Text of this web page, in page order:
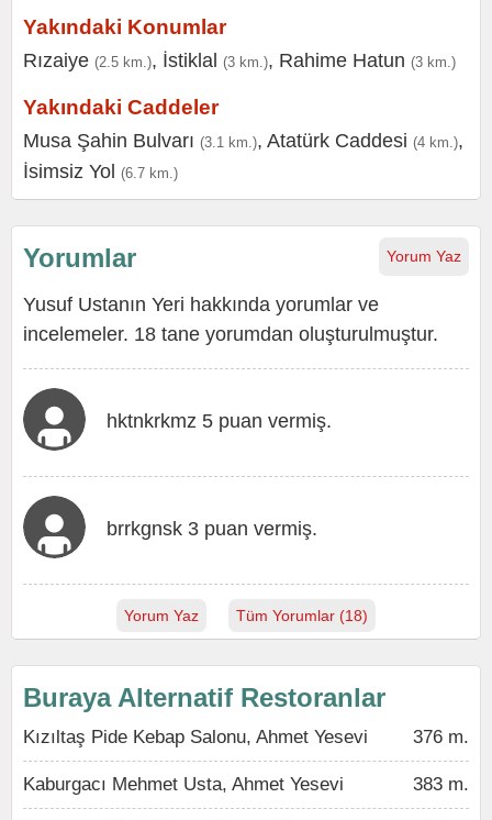
Yakındaki Konumlar
Rızaiye (2.5 km.), İstiklal (3 km.), Rahime Hatun (3 km.)
Yakındaki Caddeler
Musa Şahin Bulvarı (3.1 km.), Atatürk Caddesi (4 km.),
İsimsiz Yol (6.7 km.)
Yorum Yaz
Yorumlar
Yusuf Ustanın Yeri hakkında yorumlar ve
incelemeler. 18 tane yorumdan oluşturulmuştur.
hktnkrkmz 5 puan vermiş.
brrkgnsk 3 puan vermiş.
Yorum Yaz Tüm Yorumlar (18)
Buraya Alternatif Restoranlar
Kızıltaş Pide Kebap Salonu, Ahmet Yesevi 376 m.
Kaburgacı Mehmet Usta, Ahmet Yesevi 383 m.